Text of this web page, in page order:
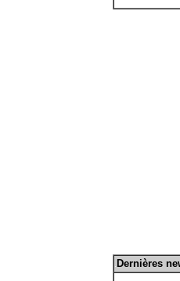
Dernières